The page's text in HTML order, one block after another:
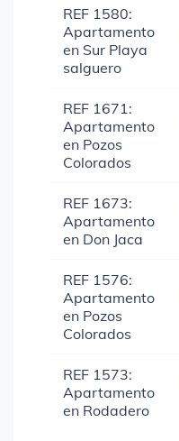
REF 1580:
Apartamento
en Sur Playa
salguero
REF 1671:
Apartamento
en Pozos
Colorados
REF 1673:
Apartamento
en Don Jaca
REF 1576:
Apartamento
en Pozos
Colorados
REF 1573:
Apartamento
en Rodadero